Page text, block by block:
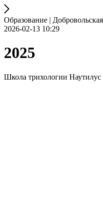
Образование |
2026-02-13 10:29
2025
Школа трихологии Наутилус